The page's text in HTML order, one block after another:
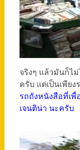
จริงๆ แล้วมันก็ไ
ครับ แต่เป็นเพีย
รถถังหนังสือที่เพื่
เจนติน่า นะครับ